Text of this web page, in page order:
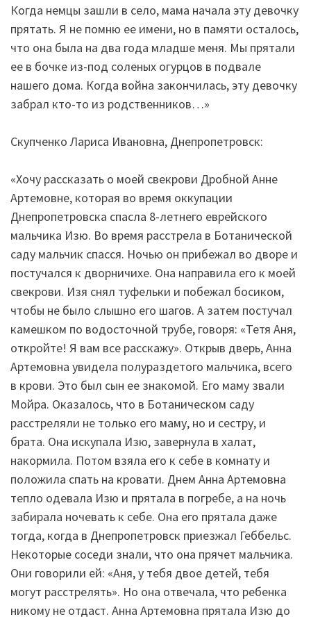
Когда немцы зашли в село, мама начала эту девочку
прятать. Я не помню ее имени, но в памяти осталось,
что она была на два года младше меня. Мы прятали
ее в бочке из-под соленых огурцов в подвале
нашего дома. Когда война закончилась, эту девочку
забрал кто-то из родственников…»
Скупченко Лариса Ивановна, Днепропетровск:
«Хочу рассказать о моей свекрови Дробной Анне
Артемовне, которая во время оккупации
Днепропетровска спасла 8-летнего еврейского
мальчика Изю. Во время расстрела в Ботанической
саду мальчик спасся. Ночью он прибежал во дворе и
постучался к дворничихе. Она направила его к моей
свекрови. Изя снял туфельки и побежал босиком,
чтобы не было слышно его шагов. А затем постучал
камешком по водосточной трубе, говоря: «Тетя Аня,
откройте! Я вам все расскажу». Открыв дверь, Анна
Артемовна увидела полураздетого мальчика, всего
в крови. Это был сын ее знакомой. Его маму звали
Мойра. Оказалось, что в Ботаническом саду
расстреляли не только его маму, но и сестру, и
брата. Она искупала Изю, завернула в халат,
накормила. Потом взяла его к себе в комнату и
положила спать на кровати. Днем Анна Артемовна
тепло одевала Изю и прятала в погребе, а на ночь
забирала ночевать к себе. Она его прятала даже
тогда, когда в Днепропетровск приезжал Геббельс.
Некоторые соседи знали, что она прячет мальчика.
Они говорили ей: «Аня, у тебя двое детей, тебя
могут расстрелять». Но она отвечала, что ребенка
никому не отдаст. Анна Артемовна прятала Изю до